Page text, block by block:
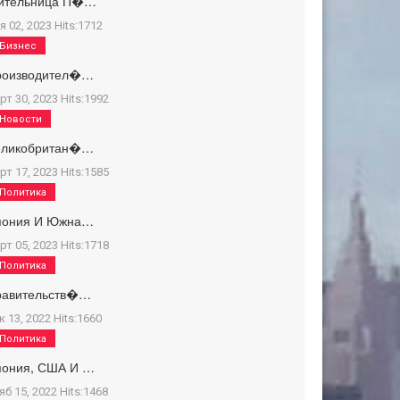
02, 2023 Hits:1712
30, 2023 Hits:1992
Бизнес
17, 2023 Hits:1585
Новости
И Южна…
05, 2023 Hits:1718
Политика
13, 2022 Hits:1660
Политика
США И …
15, 2022 Hits:1468
Политика